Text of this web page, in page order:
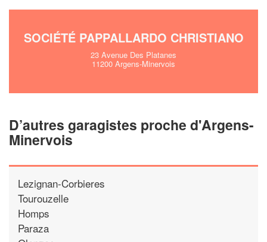
SOCIÉTÉ PAPPALLARDO CHRISTIANO
23 Avenue Des Platanes
11200 Argens-Minervois
D’autres garagistes proche d'Argens-
Minervois
Lezignan-Corbieres
Tourouzelle
Homps
Paraza